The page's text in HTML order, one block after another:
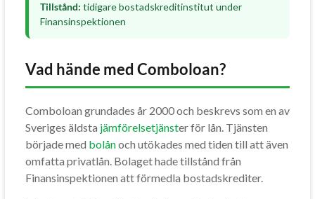
Tillstånd: tidigare bostadskreditinstitut under
Finansinspektionen
Vad hände med Comboloan?
Comboloan grundades år 2000 och beskrevs som en av
Sveriges äldsta jämförelsetjänster för lån. Tjänsten
började med bolånoch utökades med tiden till att även
omfatta privatlån. Bolaget hade tillstånd från
Finansinspektionen att förmedla bostadskrediter.